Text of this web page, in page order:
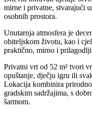
mirne i privatne, stvarajući
osobnih prostora.
Unutarnja atmosfera je
obiteljskom životu, kao i
praktično, mirno i
Privatni vrt od 52 m² tvori
opuštanje, dječju igru ili
Lokacija kombinira
gradskim sadržajima, s
šarmom.